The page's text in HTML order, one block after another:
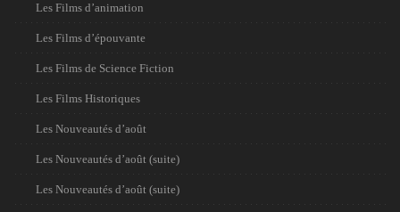
Les Films d’animation
Les Films d’épouvante
Les Films de Science Fiction
Les Films Historiques
Les Nouveautés d’août
Les Nouveautés d’août (suite)
Les Nouveautés d’août (suite)